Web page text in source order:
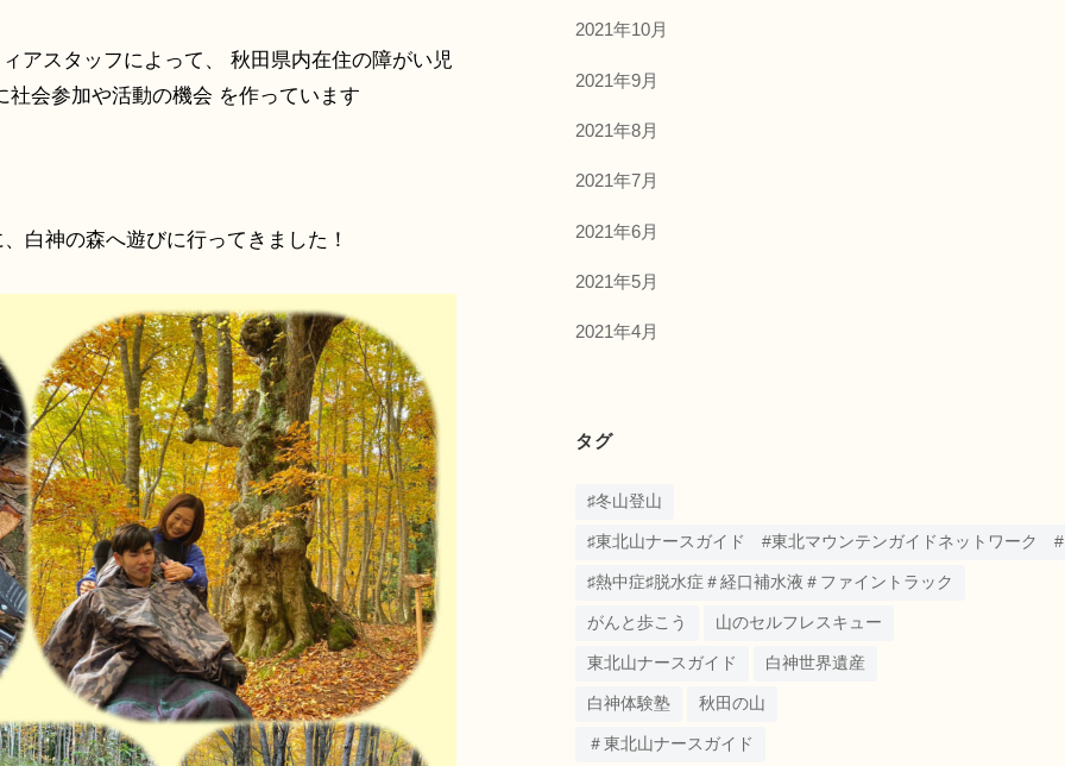
アスタッフによって、 秋田県内在住の障がい児
会参加や活動の機会 を作っています
白神の森へ遊びに行ってきました！
2021年10月
2021年9月
2021年8月
2021年7月
2021年6月
2021年5月
2021年4月
タグ
♯冬山登山
♯東北山ナースガイド #東北マウンテンガイドネットワーク
♯熱中症♯脱水症＃経口補水液＃ファイントラック
がんと歩こう 山のセルフレスキュー
東北山ナースガイド 白神世界遺産
白神体験塾 秋田の山
＃東北山ナースガイド